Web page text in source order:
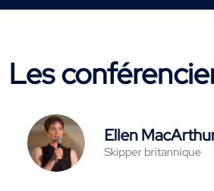
Les
Ellen
Skipper britannique